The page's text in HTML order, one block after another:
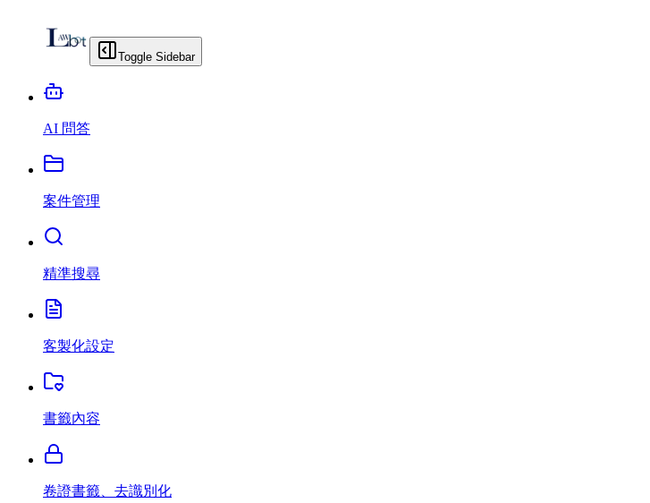
Toggle Sidebar
AI 問答
案件管理
精準搜尋
客製化設定
書籤內容
卷證書籤、去識別化